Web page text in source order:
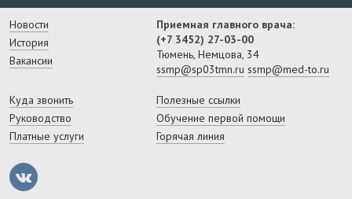
Новости
История
Вакансии
Приемная главного врача:
(+7 3452) 27-03-00
Тюмень, Немцова, 34
ssmp@sp03tmn.ru ssmp@med-to.ru
Куда звонить
Руководство
Платные услуги
Полезные ссылки
Обучение первой помощи
Горячая линия